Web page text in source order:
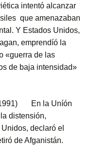
intentó alcanzar
que amenazaban
Y Estados Unidos,
emprendíó la
«guerra de las
de baja intensidad»
1991)
En la Uníón
distensión,
declaró el
de Afganistán.